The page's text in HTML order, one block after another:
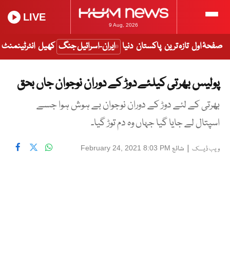
9 Aug, 2026
LIVE
صفحۂ اول تازہ ترین پاکستان دنیا ایران-اسرائیل جنگ کھیل انٹرٹینمنٹ
پولیس بھرتی کیلئے دوڑ کے دوران نوجوان جاں بحق
بھرتی کے لئے دوڑ کے دوران نوجوان بے ہوش ہوا جسے
اسپتال لے جایا گیا جہاں وہ دم توڑ گیا۔
ویب ڈیسک | شائع February 24, 2021 8:03 PM